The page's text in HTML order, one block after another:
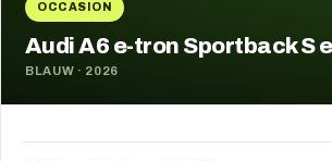
OCCASION
Audi A6 e-tron Sportback S
BLAUW · 2026